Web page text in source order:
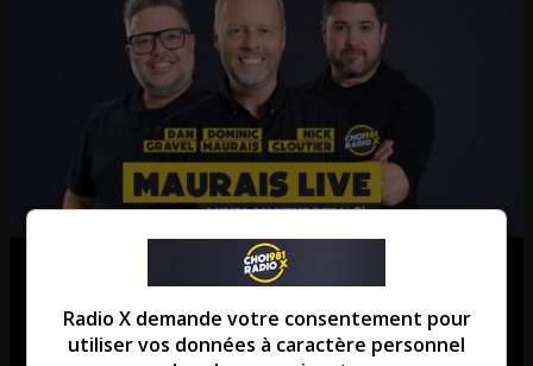
Maurais Live – Intégral du 07-08-
2026
Radio X demande votre consentement pour
utiliser vos données à caractère personnel